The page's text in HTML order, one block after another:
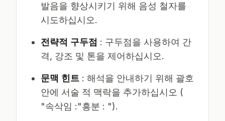
발음을 향상시키기 위해 음성 철자를
시도하십시오.
전략적 구두점 : 구두점을 사용하여 간
격, 강조 및 톤을 제어하십시오.
문맥 힌트 : 해석을 안내하기 위해 괄호
안에 서술 적 맥락을 추가하십시오 (
"속삭임 :"흥분 : ").